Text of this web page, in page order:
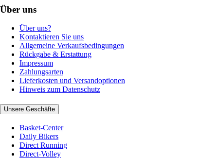
Über uns
Über uns?
Kontaktieren Sie uns
Allgemeine Verkaufsbedingungen
Rückgabe & Erstattung
Impressum
Zahlungsarten
Lieferkosten und Versandoptionen
Hinweis zum Datenschutz
Unsere Geschäfte
Basket-Center
Daily Bikers
Direct Running
Direct-Volley